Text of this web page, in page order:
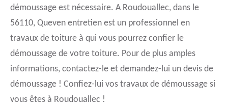
démoussage est nécessaire. A Roudouallec, dans le
56110, Queven entretien est un professionnel en
travaux de toiture à qui vous pourrez confier le
démoussage de votre toiture. Pour de plus amples
informations, contactez-le et demandez-lui un devis de
démoussage ! Confiez-lui vos travaux de démoussage si
vous êtes à Roudouallec !